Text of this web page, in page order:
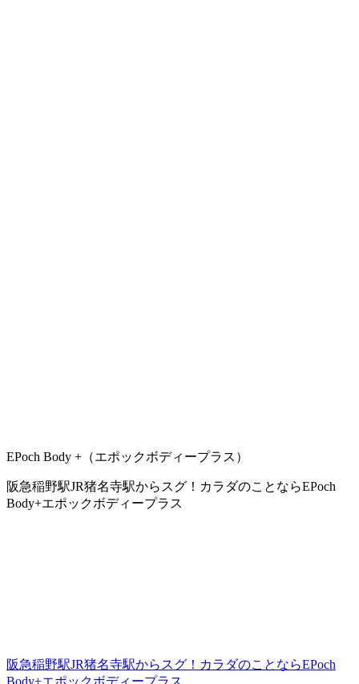
EPoch Body +（エポックボディープラス）
阪急稲野駅JR猪名寺駅からスグ！カラダのことならEPoch
Body+エポックボディープラス
阪急稲野駅JR猪名寺駅からスグ！カラダのことならEPoch